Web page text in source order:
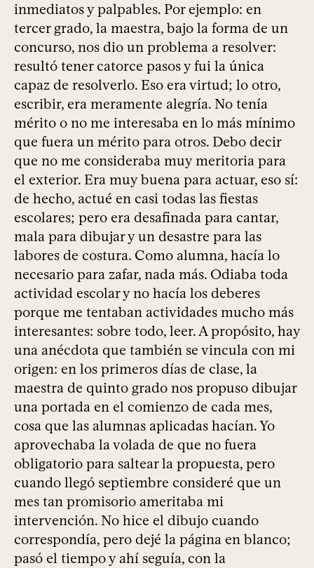
inmediatos y palpables. Por ejemplo: en
tercer grado, la maestra, bajo la forma de un
concurso, nos dio un problema a resolver:
resultó tener catorce pasos y fui la única
capaz de resolverlo. Eso era virtud; lo otro,
escribir, era meramente alegría. No tenía
mérito o no me interesaba en lo más mínimo
que fuera un mérito para otros. Debo decir
que no me consideraba muy meritoria para
el exterior. Era muy buena para actuar, eso sí:
de hecho, actué en casi todas las fiestas
escolares; pero era desafinada para cantar,
mala para dibujar y un desastre para las
labores de costura. Como alumna, hacía lo
necesario para zafar, nada más. Odiaba toda
actividad escolar y no hacía los deberes
porque me tentaban actividades mucho más
interesantes: sobre todo, leer. A propósito, hay
una anécdota que también se vincula con mi
origen: en los primeros días de clase, la
maestra de quinto grado nos propuso dibujar
una portada en el comienzo de cada mes,
cosa que las alumnas aplicadas hacían. Yo
aprovechaba la volada de que no fuera
obligatorio para saltear la propuesta, pero
cuando llegó septiembre consideré que un
mes tan promisorio ameritaba mi
intervención. No hice el dibujo cuando
correspondía, pero dejé la página en blanco;
pasó el tiempo y ahí seguía, con la